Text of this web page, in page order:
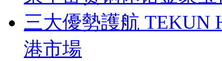
三大優勢護航 TEKUN
港市場